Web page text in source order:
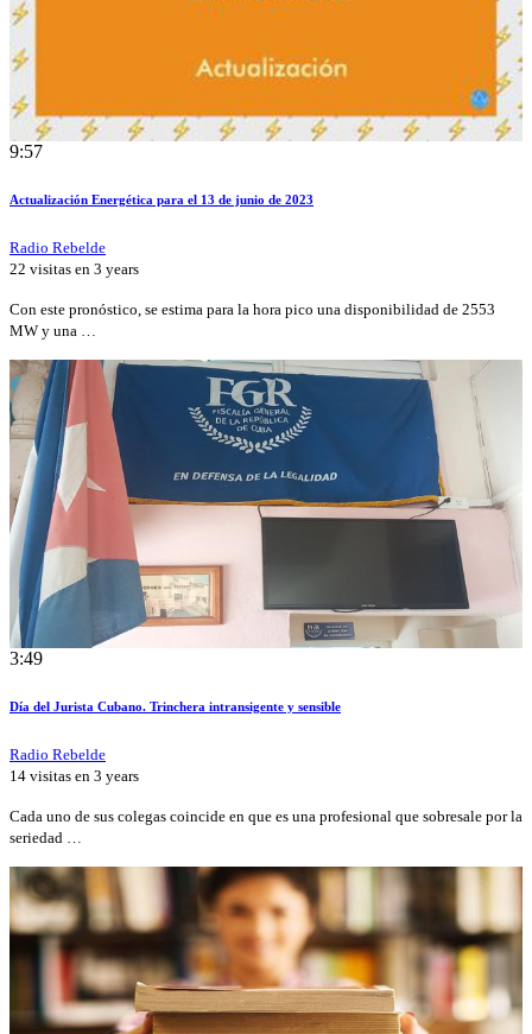
9:57
Actualización Energética para el 13 de junio de 2023
Radio Rebelde
22 visitas en 3 years
Con este pronóstico, se estima para la hora pico una disponibilidad de 2553
MW y una …
3:49
Día del Jurista Cubano. Trinchera intransigente y sensible
Radio Rebelde
14 visitas en 3 years
Cada uno de sus colegas coincide en que es una profesional que sobresale por la
seriedad …